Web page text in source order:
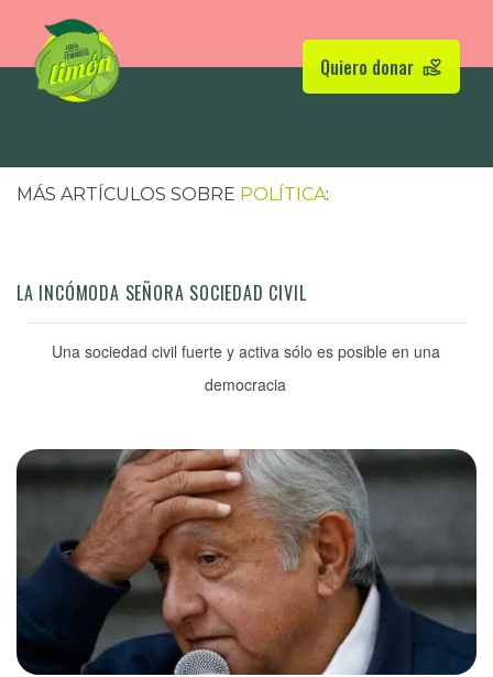
Quiero donar
MÁS ARTÍCULOS SOBRE POLÍTICA:
LA INCÓMODA SEÑORA SOCIEDAD CIVIL
Una sociedad civil fuerte y activa sólo es posible en una
democracia